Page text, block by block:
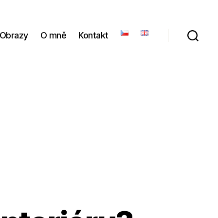
Obrazy O mně Kontakt